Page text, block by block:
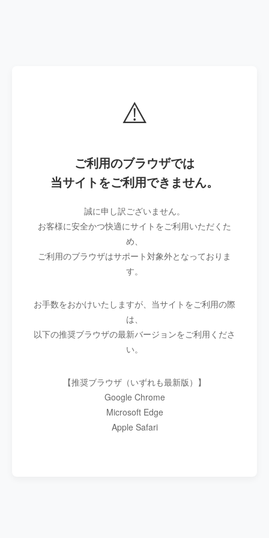
⚠️
ご利用のブラウザでは
当サイトをご利用できません。
誠に申し訳ございません。
お客様に安全かつ快適にサイトをご利用いただくた
め、
ご利用のブラウザはサポート対象外となっておりま
す。
お手数をおかけいたしますが、当サイトをご利用の際
は、
以下の推奨ブラウザの最新バージョンをご利用くださ
い。
【推奨ブラウザ（いずれも最新版）】
Google Chrome
Microsoft Edge
Apple Safari